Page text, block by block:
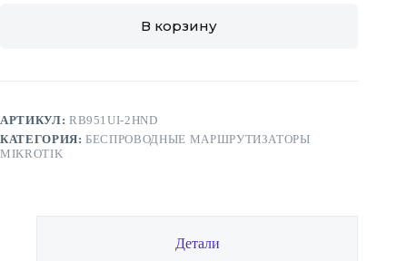
В корзину
АРТИКУЛ: RB951UI-2HND
КАТЕГОРИЯ:БЕСПРОВОДНЫЕ МАРШРУТИЗАТОРЫ
MIKROTIK
Детали